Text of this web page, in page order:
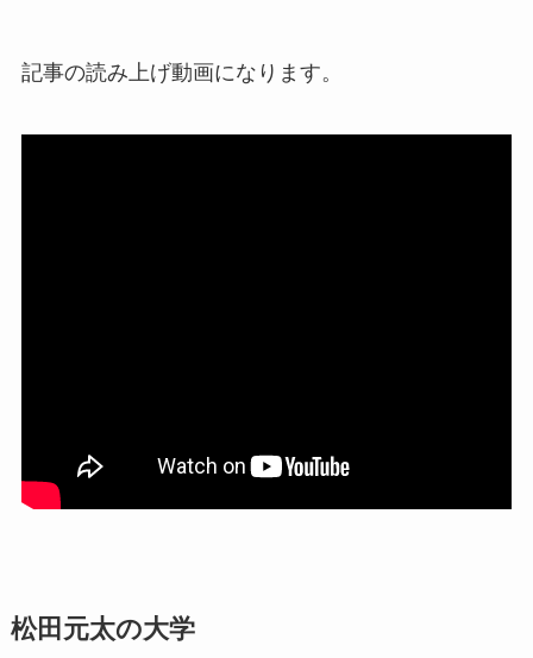
記事の読み上げ動画になります。
松田元太の大学